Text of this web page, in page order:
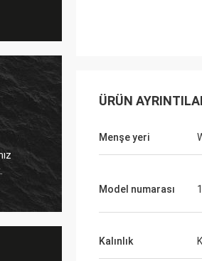
M.Boroomandi
Geçtiğimiz on yıl boyunca
ÜRÜN
Menşe yeri
Model numarası
Kalınlık